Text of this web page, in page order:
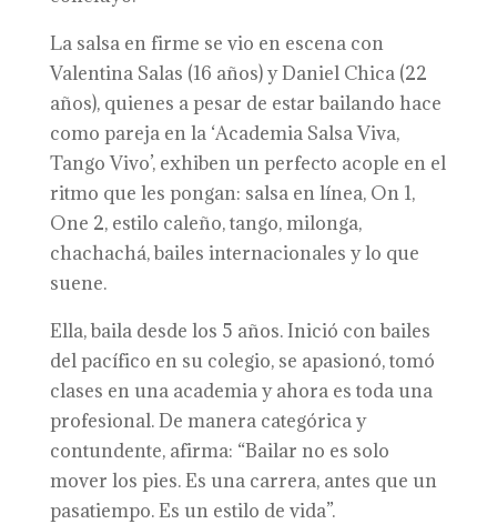
La salsa en firme se vio en escena con
Valentina Salas (16 años) y Daniel Chica (22
años), quienes a pesar de estar bailando hace
como pareja en la ‘Academia Salsa Viva,
Tango Vivo’, exhiben un perfecto acople en el
ritmo que les pongan: salsa en línea, On 1,
One 2, estilo caleño, tango, milonga,
chachachá, bailes internacionales y lo que
suene.
Ella, baila desde los 5 años. Inició con bailes
del pacífico en su colegio, se apasionó, tomó
clases en una academia y ahora es toda una
profesional. De manera categórica y
contundente, afirma: “Bailar no es solo
mover los pies. Es una carrera, antes que un
pasatiempo. Es un estilo de vida”.